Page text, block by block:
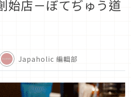
始店－ぼてぢゅう道
Japaholic 編輯部